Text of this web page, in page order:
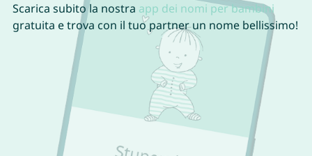
Scarica subito la nostra app dei nomi per bambini
gratuita e trova con il tuo partner un nome bellissimo!